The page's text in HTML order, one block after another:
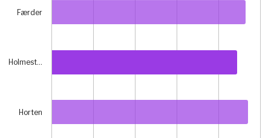
View as data table, Chart
Færder
Holmest…
Horten